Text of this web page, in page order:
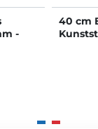
-
40 cm